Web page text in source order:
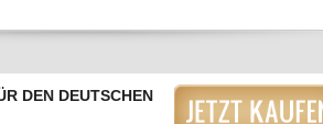
DEN DEUTSCHEN